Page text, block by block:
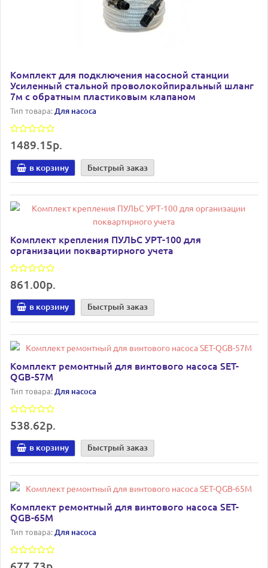
Комплект для подключения насосной станции
Усиленный стальной проволокойпиральный шланг
7м с обратным пластиковым клапаном
Тип товара:Для насоса
1489.15р.
в корзину Быстрый заказ
Комплект крепления ПУЛЬС УРТ-100 для
организации поквартирного учета
861.00р.
в корзину Быстрый заказ
Комплект ремонтный для винтового насоса SET-
QGB-57M
Тип товара: Для насоса
538.62р.
в корзину Быстрый заказ
Комплект ремонтный для винтового насоса SET-
QGB-65M
Тип товара:Для насоса